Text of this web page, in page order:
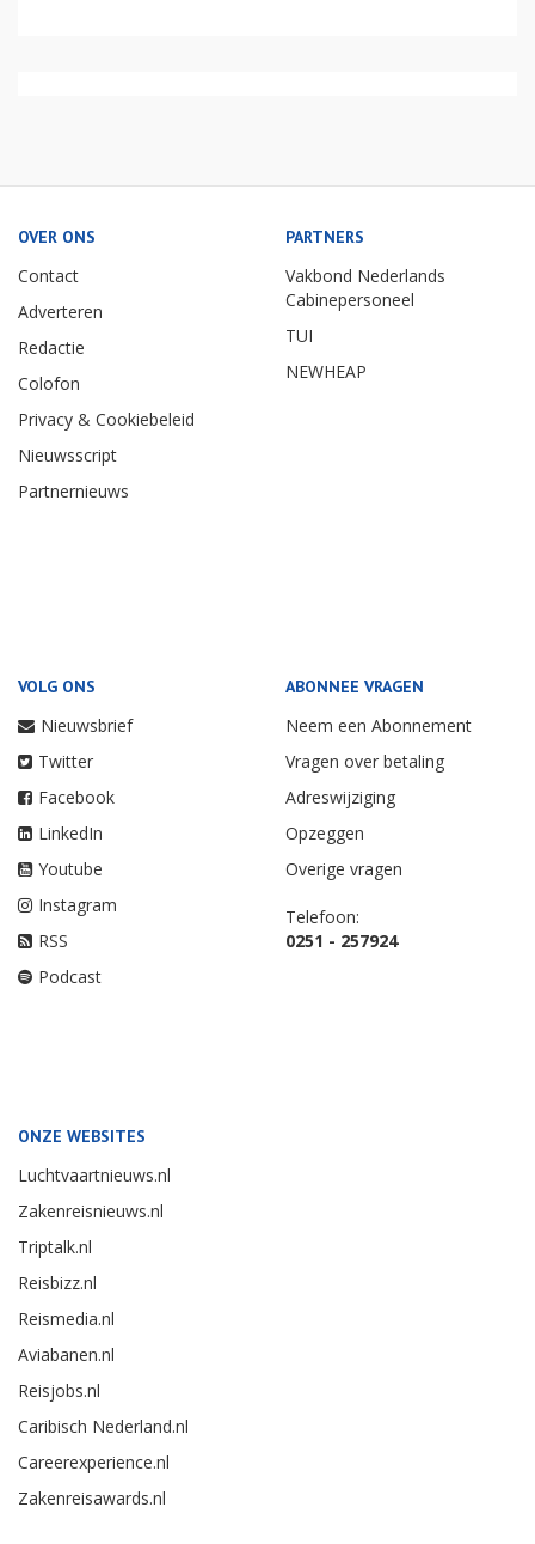
OVER ONS
Contact
Adverteren
Redactie
Colofon
Privacy & Cookiebeleid
Nieuwsscript
Partnernieuws
PARTNERS
Vakbond Nederlands
Cabinepersoneel
TUI
NEWHEAP
VOLG ONS
Nieuwsbrief
Twitter
Facebook
LinkedIn
Youtube
Instagram
RSS
Podcast
ABONNEE VRAGEN
Neem een Abonnement
Vragen over betaling
Adreswijziging
Opzeggen
Overige vragen
Telefoon:
0251 - 257924
ONZE WEBSITES
Luchtvaartnieuws.nl
Zakenreisnieuws.nl
Triptalk.nl
Reisbizz.nl
Reismedia.nl
Aviabanen.nl
Reisjobs.nl
Caribisch Nederland.nl
Careerexperience.nl
Zakenreisawards.nl